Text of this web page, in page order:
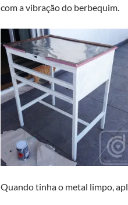
com a vibração do berbequim.
Quando tinha o metal limpo,